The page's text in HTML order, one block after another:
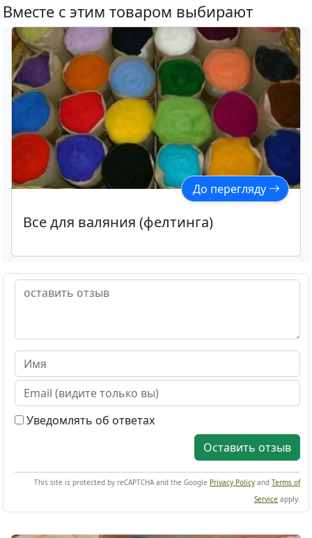
Вместе с этим товаром выбирают
До перегляду
Все для валяния (фелтинга)
Уведомлять об ответах
Оставить отзыв
This site is protected by reCAPTCHA and the Google Privacy Policy and Terms of
Service apply.